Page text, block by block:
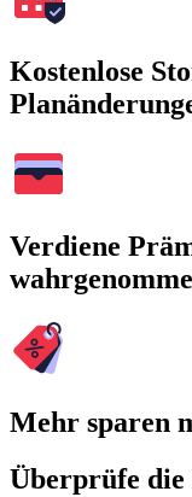
Kostenlose
Verdiene
Mehr sparen
Überprüfe die